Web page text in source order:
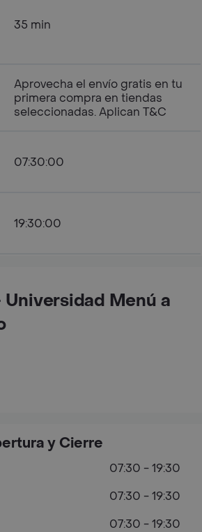
35 min
Aprovecha el envío gratis en tu
primera compra en tiendas
seleccionadas. Aplican T&C
07:30:00
19:30:00
Universidad Menú a
y Cierre
07:30 - 19:30
07:30 - 19:30
07:30 - 19:30